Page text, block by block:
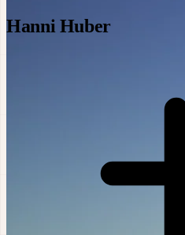
Hanni Huber